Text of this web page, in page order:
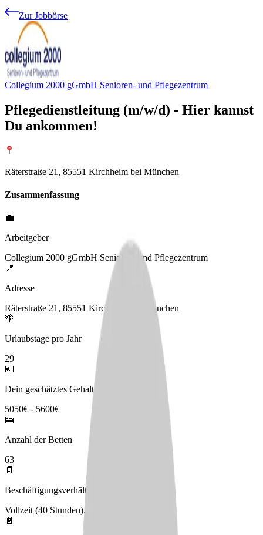
Zur Jobbörse
Collegium 2000 gGmbH Senioren- und Pflegezentrum
Pflegedienstleitung (m/w/d) - Hier kannst
Du ankommen!
Räterstraße 21, 85551 Kirchheim bei München
Zusammenfassung
💼
Arbeitgeber
Collegium 2000 gGmbH Senioren- und Pflegezentrum
📍
Adresse
Räterstraße 21, 85551 Kirchheim bei München
🌴
Urlaubstage pro Jahr
29
💶
Dein geschätztes Gehalt
5050€ - 5600€
🛌
Anzahl der Betten
63
📄
Beschäftigungsverhältnis
Vollzeit (40 Stunden), Teilzeit
📄